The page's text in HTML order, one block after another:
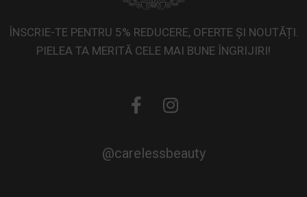
ÎNSCRIE-TE PENTRU 5% REDUCERE, OFERTE ȘI NOUTĂȚI.
PIELEA TA MERITĂ CELE MAI BUNE ÎNGRIJIRI!
@carelessbeauty